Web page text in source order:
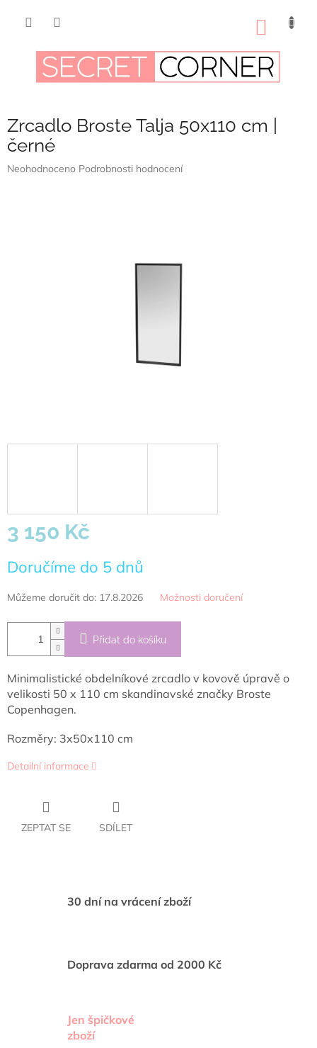
Zrcadlo Broste Talja 50x110 cm |
černé
Průměrné
Neohodnoceno Podrobnosti hodnocení
3 150 Kč
cena:
Doručíme do 5 dnů
Můžeme doručit do: 17.8.2026 Možnosti doručení
Přidat do košíku
Minimalistické obdelníkové zrcadlo v kovově úpravě o
velikosti 50 x 110 cm skandinavské značky Broste
Copenhagen.
Rozměry: 3x50x110 cm
Detailní informace
ZEPTAT SE SDÍLET
30 dní na vrácení zboží
Doprava zdarma od 2000 Kč
Jen špičkové
zboží